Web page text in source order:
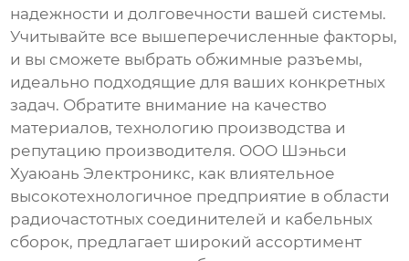
надежности и долговечности вашей системы.
Учитывайте все вышеперечисленные факторы,
и вы сможете выбрать обжимные разъемы,
идеально подходящие для ваших конкретных
задач. Обратите внимание на качество
материалов, технологию производства и
репутацию производителя. ООО Шэньси
Хуаюань Электроникс, как влиятельное
высокотехнологичное предприятие в области
радиочастотных соединителей и кабельных
сборок, предлагает широкий ассортимент